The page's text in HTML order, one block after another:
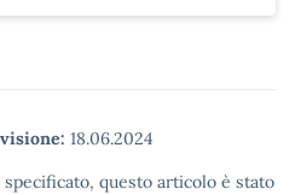
18.06.2024
questo articolo è stato